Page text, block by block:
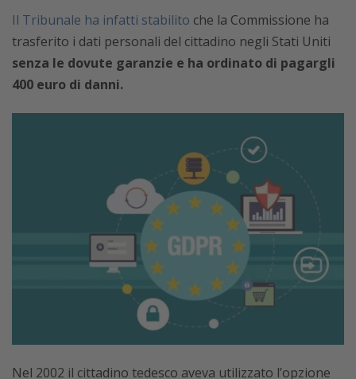
Il Tribunale ha infatti stabilito che la Commissione ha
trasferito i dati personali del cittadino negli Stati Uniti
senza le dovute garanzie e ha ordinato di pagargli
400 euro di danni.
Nel 2002 il cittadino tedesco aveva utilizzato l’opzione